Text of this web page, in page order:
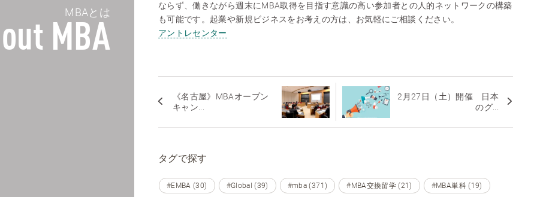
MBAとは
MBA
ならず、働きながら週末にMBA取得を目指す意識の高い参加者との人的ネットワークの構築
も可能です。起業や新規ビジネスをお考えの方は、お気軽にご相談ください。
アントレセンター
《名古屋》MBAオープン
キャン...
2月27日（土）開催 日本
のグ...
タグで探す
#EMBA (30) #Global (39) #mba (371) #MBA交換留学 (21) #MBA単科 (19)